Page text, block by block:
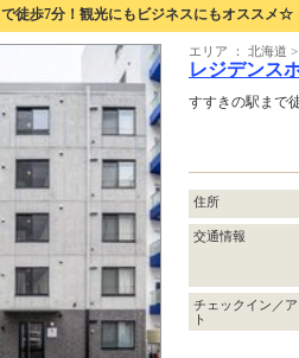
徒歩7分！観光にもビジネスにもオススメ☆
エリア ： 北海道
レジデンス
すすきの駅まで
住所
交通情報
チェックイン／
ト